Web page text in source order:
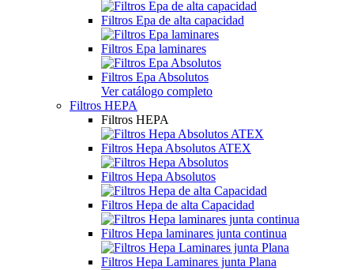
Filtros Epa de alta capacidad
Filtros Epa laminares
Filtros Epa Absolutos
Ver catálogo completo
Filtros HEPA
Filtros HEPA
Filtros Hepa Absolutos ATEX
Filtros Hepa Absolutos
Filtros Hepa de alta Capacidad
Filtros Hepa laminares junta continua
Filtros Hepa Laminares junta Plana